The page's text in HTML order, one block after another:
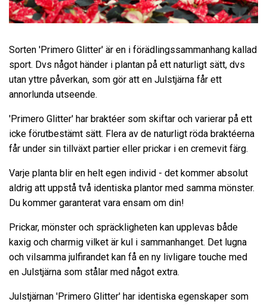
Sorten 'Primero Glitter' är en i förädlingssammanhang kallad
sport. Dvs något händer i plantan på ett naturligt sätt, dvs
utan yttre påverkan, som gör att en Julstjärna får ett
annorlunda utseende.
'Primero Glitter' har braktéer som skiftar och varierar på ett
icke förutbestämt sätt. Flera av de naturligt röda braktéerna
får under sin tillväxt partier eller prickar i en cremevit färg.
Varje planta blir en helt egen individ - det kommer absolut
aldrig att uppstå två identiska plantor med samma mönster.
Du kommer garanterat vara ensam om din!
Prickar, mönster och spräckligheten kan upplevas både
kaxig och charmig vilket är kul i sammanhanget. Det lugna
och vilsamma julfirandet kan få en ny livligare touche med
en Julstjärna som stålar med något extra.
Julstjärnan 'Primero Glitter' har identiska egenskaper som